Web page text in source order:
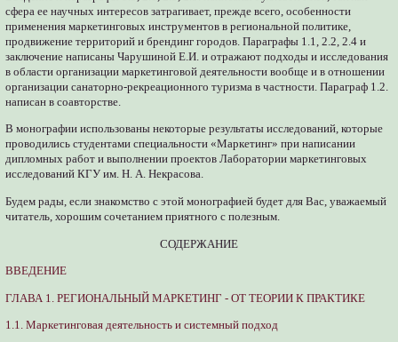
сфера ее научных интересов затрагивает, прежде всего, особенности
применения маркетинговых инструментов в региональной политике,
продвижение территорий и брендинг городов. Параграфы 1.1, 2.2, 2.4 и
заключение написаны Чарушиной Е.И. и отражают подходы и исследования
в области организации маркетинговой деятельности вообще и в отношении
организации санаторно-рекреационного туризма в частности. Параграф 1.2.
написан в соавторстве.
В монографии использованы некоторые результаты исследований, которые
проводились студентами специальности «Маркетинг» при написании
дипломных работ и выполнении проектов Лаборатории маркетинговых
исследований КГУ им. Н. А. Некрасова.
Будем рады, если знакомство с этой монографией будет для Вас, уважаемый
читатель, хорошим сочетанием приятного с полезным.
СОДЕРЖАНИЕ
ВВЕДЕНИЕ
ГЛАВА 1. РЕГИОНАЛЬНЫЙ МАРКЕТИНГ - ОТ ТЕОРИИ К ПРАКТИКЕ
1.1. Маркетинговая деятельность и системный подход